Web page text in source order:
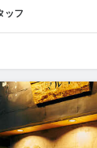
ッフ